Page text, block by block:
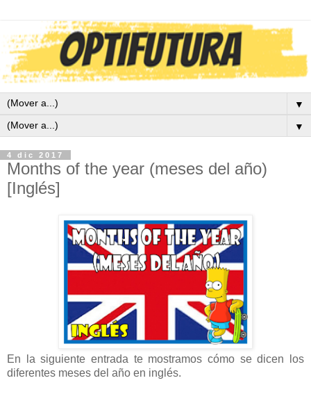
▼
▼
4 dic 2017
Months of the year (meses del año)
[Inglés]
En la siguiente entrada te mostramos cómo se dicen los
diferentes meses del año en inglés.